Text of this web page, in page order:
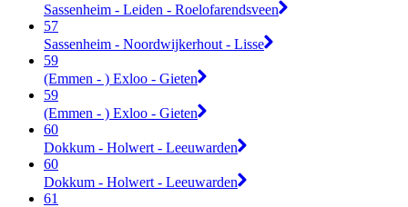
Sassenheim - Leiden - Roelofarendsveen
57
Sassenheim - Noordwijkerhout - Lisse
59
(Emmen - ) Exloo - Gieten
59
(Emmen - ) Exloo - Gieten
60
Dokkum - Holwert - Leeuwarden
60
Dokkum - Holwert - Leeuwarden
61